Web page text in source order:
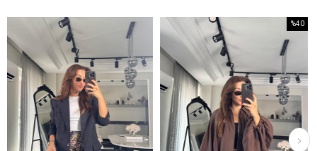
%40
İndirim
%40İndirim